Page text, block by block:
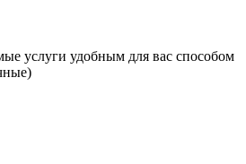
услуги удобным для вас способом